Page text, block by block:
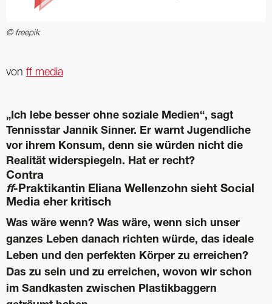
© freepik
von ff media
„Ich lebe besser ohne soziale Medien“, sagt
Tennisstar Jannik Sinner. Er warnt Jugendliche
vor ihrem Konsum, denn sie würden nicht die
Realität widerspiegeln. Hat er recht?
Contra
ff-Praktikantin Eliana Wellenzohn sieht Social
Media eher kritisch
Was wäre wenn? Was wäre, wenn sich unser
ganzes Leben danach richten würde, das ideale
Leben und den perfekten Körper zu erreichen?
Das zu sein und zu erreichen, wovon wir schon
im Sandkasten zwischen Plastikbaggern